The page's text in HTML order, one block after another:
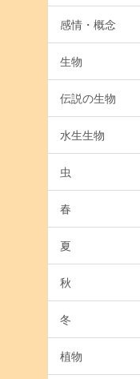
感情・概念
生物
伝説の生物
水生生物
虫
春
夏
秋
冬
植物